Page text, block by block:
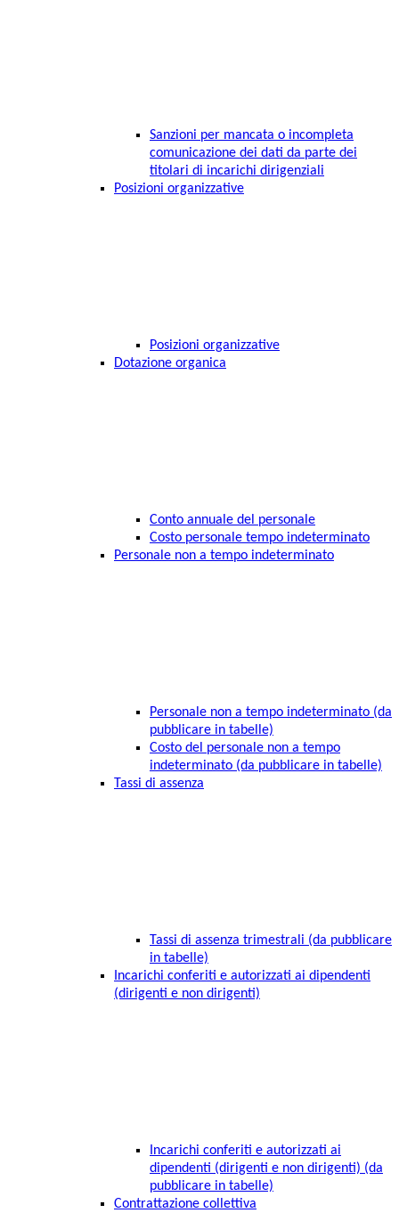
Sanzioni per mancata o incompleta
comunicazione dei dati da parte dei
titolari di incarichi dirigenziali
Posizioni organizzative
Posizioni organizzative
Dotazione organica
Conto annuale del personale
Costo personale tempo indeterminato
Personale non a tempo indeterminato
Personale non a tempo indeterminato (da
pubblicare in tabelle)
Costo del personale non a tempo
indeterminato (da pubblicare in tabelle)
Tassi di assenza
Tassi di assenza trimestrali (da pubblicare
in tabelle)
Incarichi conferiti e autorizzati ai dipendenti
(dirigenti e non dirigenti)
Incarichi conferiti e autorizzati ai
dipendenti (dirigenti e non dirigenti) (da
pubblicare in tabelle)
Contrattazione collettiva